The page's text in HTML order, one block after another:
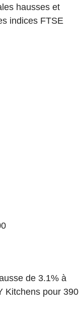
hausses et
indices FTSE
de 3.1% à
Kitchens pour 390